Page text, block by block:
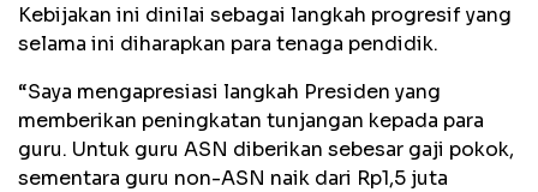
Kebijakan ini dinilai sebagai langkah progresif yang
selama ini diharapkan para tenaga pendidik.
“Saya mengapresiasi langkah Presiden yang
memberikan peningkatan tunjangan kepada para
guru. Untuk guru ASN diberikan sebesar gaji pokok,
sementara guru non-ASN naik dari Rp1,5 juta